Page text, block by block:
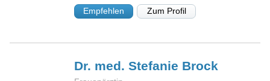
Empfehlen Zum Profil
Dr. med. Stefanie Brock